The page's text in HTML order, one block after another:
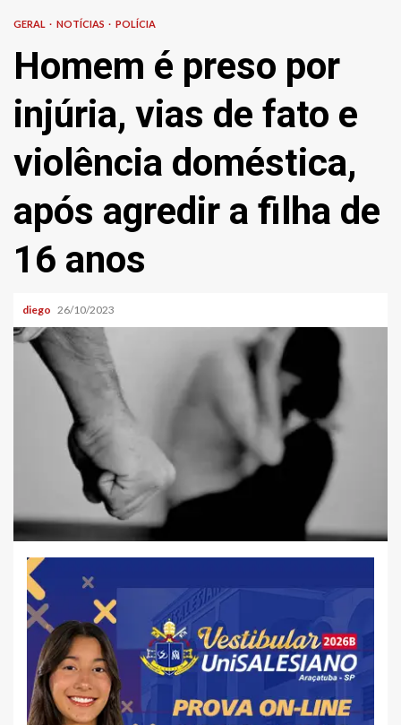
GERAL NOTÍCIAS POLÍCIA
Homem é preso por
injúria, vias de fato e
violência doméstica,
após agredir a filha de
16 anos
diego 26/10/2023